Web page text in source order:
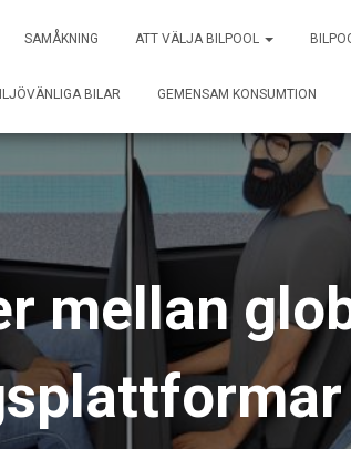
SAMÅKNING ATT VÄLJA BILPOOL
BILAR GEMENSAM KONSUMTION
mellan